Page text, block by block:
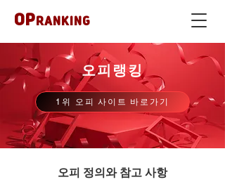
OP RANKING
​오피랭킹
1위 오피 사이트 바로가기
오피 정의와 참고 사항